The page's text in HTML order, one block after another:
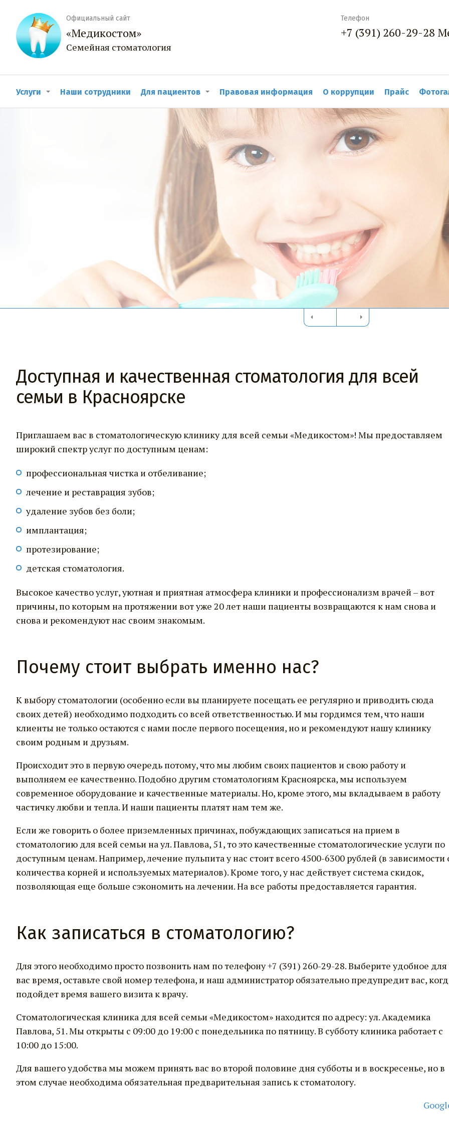
Официальный сайт
«Медикостом»
Семейная стоматология
Телефон
+7 (391) 260-29-28
Услуги Наши сотрудники Для пациентов Правовая информация О коррупции Прайс
Доступная и качественная стоматология для всей
семьи в Красноярске
Приглашаем вас в стоматологическую клинику для всей семьи «Медикостом»! Мы предоставляем
широкий спектр услуг по доступным ценам:
профессиональная чистка и отбеливание;
лечение и реставрация зубов;
удаление зубов без боли;
имплантация;
протезирование;
детская стоматология.
Высокое качество услуг, уютная и приятная атмосфера клиники и профессионализм врачей – вот
причины, по которым на протяжении вот уже 20 лет наши пациенты возвращаются к нам снова и
снова и рекомендуют нас своим знакомым.
Почему стоит выбрать именно нас?
К выбору стоматологии (особенно если вы планируете посещать ее регулярно и приводить сюда
своих детей) необходимо подходить со всей ответственностью. И мы гордимся тем, что наши
клиенты не только остаются с нами после первого посещения, но и рекомендуют нашу клинику
своим родным и друзьям.
Происходит это в первую очередь потому, что мы любим своих пациентов и свою работу и
выполняем ее качественно. Подобно другим стоматологиям Красноярска, мы используем
современное оборудование и качественные материалы. Но, кроме этого, мы вкладываем в работу
частичку любви и тепла. И наши пациенты платят нам тем же.
Если же говорить о более приземленных причинах, побуждающих записаться на прием в
стоматологию для всей семьи на ул. Павлова, 51, то это качественные стоматологические услуги по
доступным ценам. Например, лечение пульпита у нас стоит всего 4500-6300 рублей (в зависимости
количества корней и используемых материалов). Кроме того, у нас действует система скидок,
позволяющая еще больше сэкономить на лечении. На все работы предоставляется гарантия.
Как записаться в стоматологию?
Для этого необходимо просто позвонить нам по телефону +7 (391) 260-29-28. Выберите удобное для
вас время, оставьте свой номер телефона, и наш администратор обязательно предупредит вас,
подойдет время вашего визита к врачу.
Стоматологическая клиника для всей семьи «Медикостом» находится по адресу: ул. Академика
Павлова, 51. Мы открыты с 09:00 до 19:00 с понедельника по пятницу. В субботу клиника работает с
10:00 до 15:00.
Для вашего удобства мы можем принять вас во второй половине дня субботы и в воскресенье, но в
этом случае необходима обязательная предварительная запись к стоматологу.